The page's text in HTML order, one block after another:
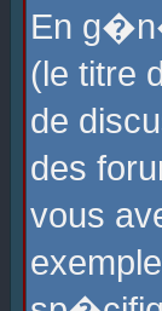
En
(le titre
de
des
vous